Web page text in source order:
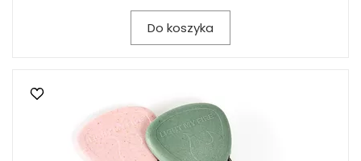
Do koszyka